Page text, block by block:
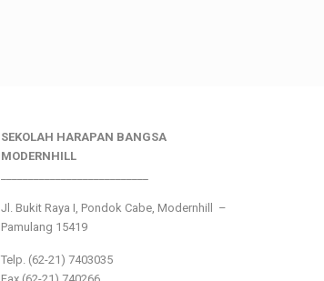
SEKOLAH HARAPAN BANGSA
MODERNHILL
Jl. Bukit Raya I, Pondok Cabe, Modernhill –
Pamulang 15419
Telp. (62-21) 7403035